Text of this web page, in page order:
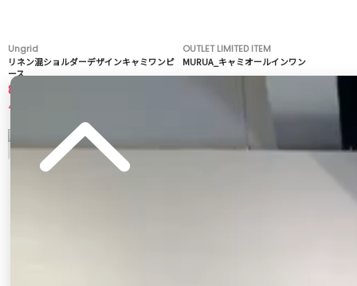
Ungrid
リネン混ショルダーデザインキャミワンピ
ース
8,580 円
40%OFF
OUTLET LIMITED ITEM
MURUA_キャミオールインワン